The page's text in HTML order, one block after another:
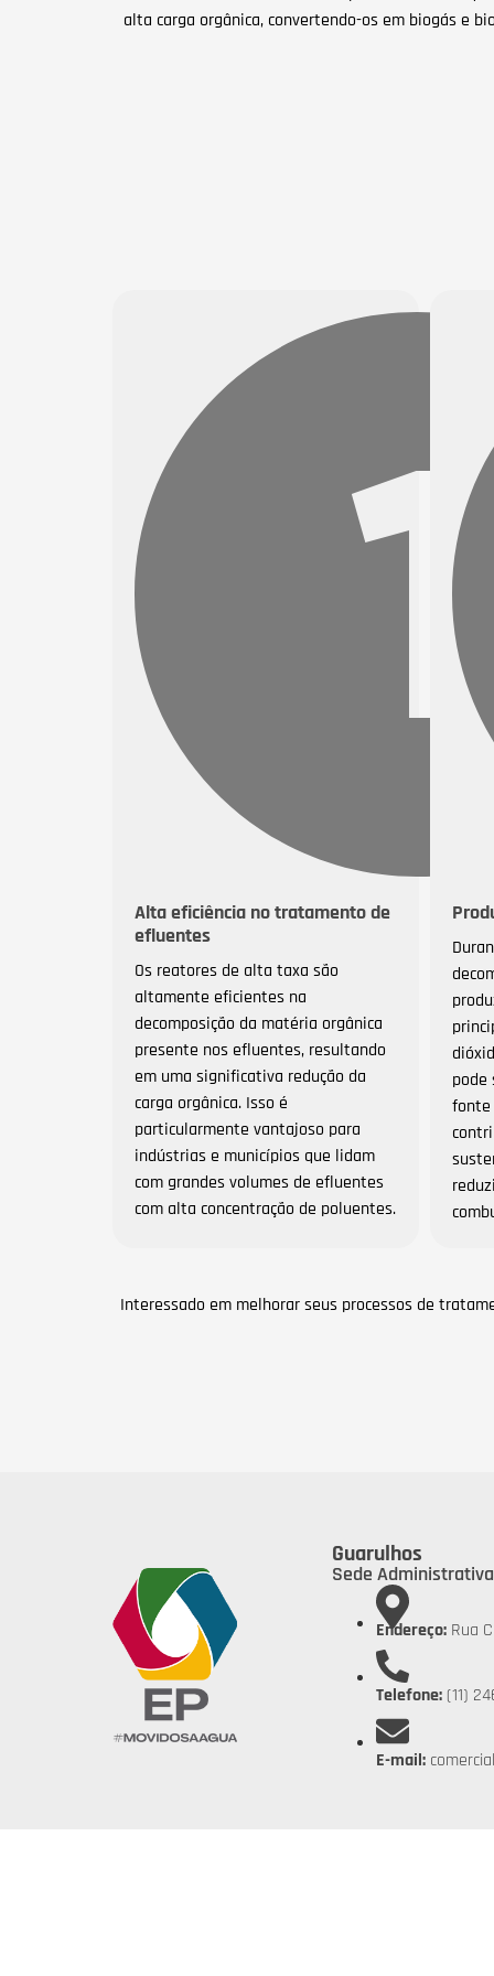
alta carga orgânica, convertendo-os em biogás e
Alta eficiência no tratamento de
efluentes
Os reatores de alta taxa são
altamente eficientes na
decomposição da matéria orgânica
presente nos efluentes, resultando
em uma significativa redução da
carga orgânica. Isso é
particularmente vantajoso para
indústrias e municípios que lidam
com grandes volumes de efluentes
com alta concentração de poluentes.
pode
fonte
Interessado em melhorar seus processos de
Guarulhos
Sede
Endereço: Rua
Telefone:(11)
E-mail: